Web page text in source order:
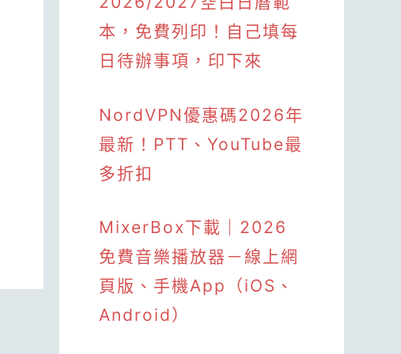
本，免費列印！自己填每
日待辦事項，印下來
NordVPN優惠碼2026年
最新！PTT、YouTube最
多折扣
MixerBox下載｜2026
免費音樂播放器－線上網
頁版、手機App（iOS、
Android）